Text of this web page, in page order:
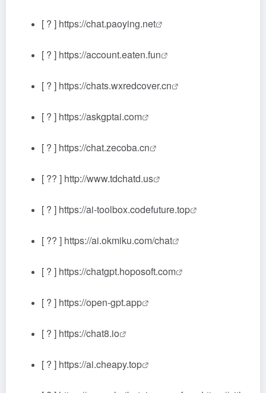
[ ? ] https://chat.paoying.net
[ ? ] https://account.eaten.fun
[ ? ] https://chats.wxredcover.cn
[ ? ] https://askgptai.com
[ ? ] https://chat.zecoba.cn
[ ?? ] http://www.tdchatd.us
[ ? ] https://ai-toolbox.codefuture.top
[ ?? ] https://ai.okmiku.com/chat
[ ? ] https://chatgpt.hoposoft.com
[ ? ] https://open-gpt.app
[ ? ] https://chat8.io
[ ? ] https://ai.cheapy.top